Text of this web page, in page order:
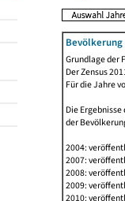
Grundlage der
Der Zensus
Für die Jahre
Die
der
2004:
2007:
2008:
2009:
2010: